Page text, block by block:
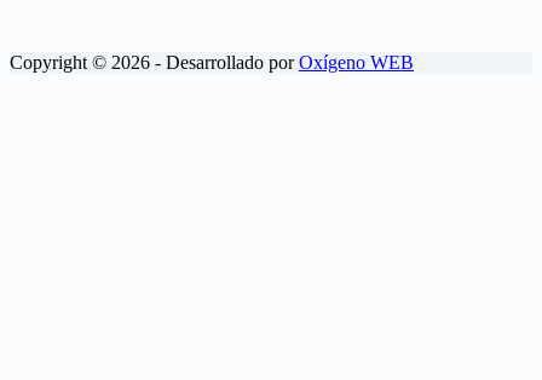
Copyright © 2026 - Desarrollado porOxígeno WEB